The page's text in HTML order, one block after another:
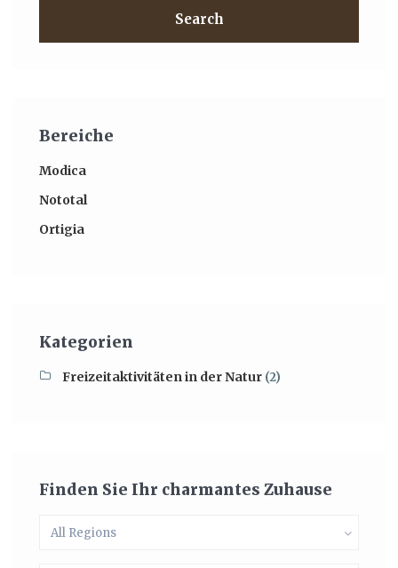
Search
Bereiche
Modica
Nototal
Ortigia
Kategorien
Freizeitaktivitäten in der Natur (2)
Finden Sie Ihr charmantes Zuhause
All Regions